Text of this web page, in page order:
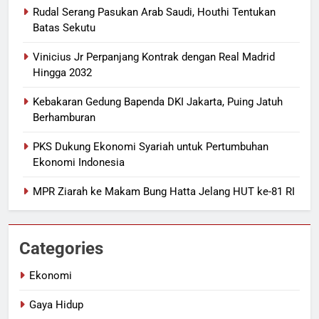
Rudal Serang Pasukan Arab Saudi, Houthi Tentukan
Batas Sekutu
Vinicius Jr Perpanjang Kontrak dengan Real Madrid
Hingga 2032
Kebakaran Gedung Bapenda DKI Jakarta, Puing Jatuh
Berhamburan
PKS Dukung Ekonomi Syariah untuk Pertumbuhan
Ekonomi Indonesia
MPR Ziarah ke Makam Bung Hatta Jelang HUT ke-81 RI
Categories
Ekonomi
Gaya Hidup